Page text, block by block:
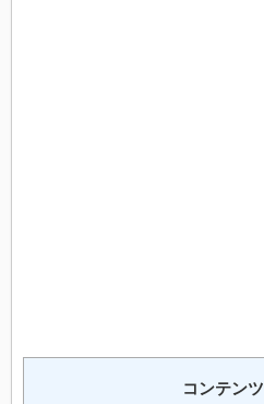
コンテンツ